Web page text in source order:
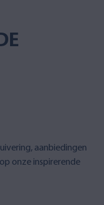
aanbiedingen
onze inspirerende